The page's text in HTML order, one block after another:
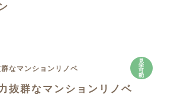
見
学
可
能
抜群なマンションリノベ